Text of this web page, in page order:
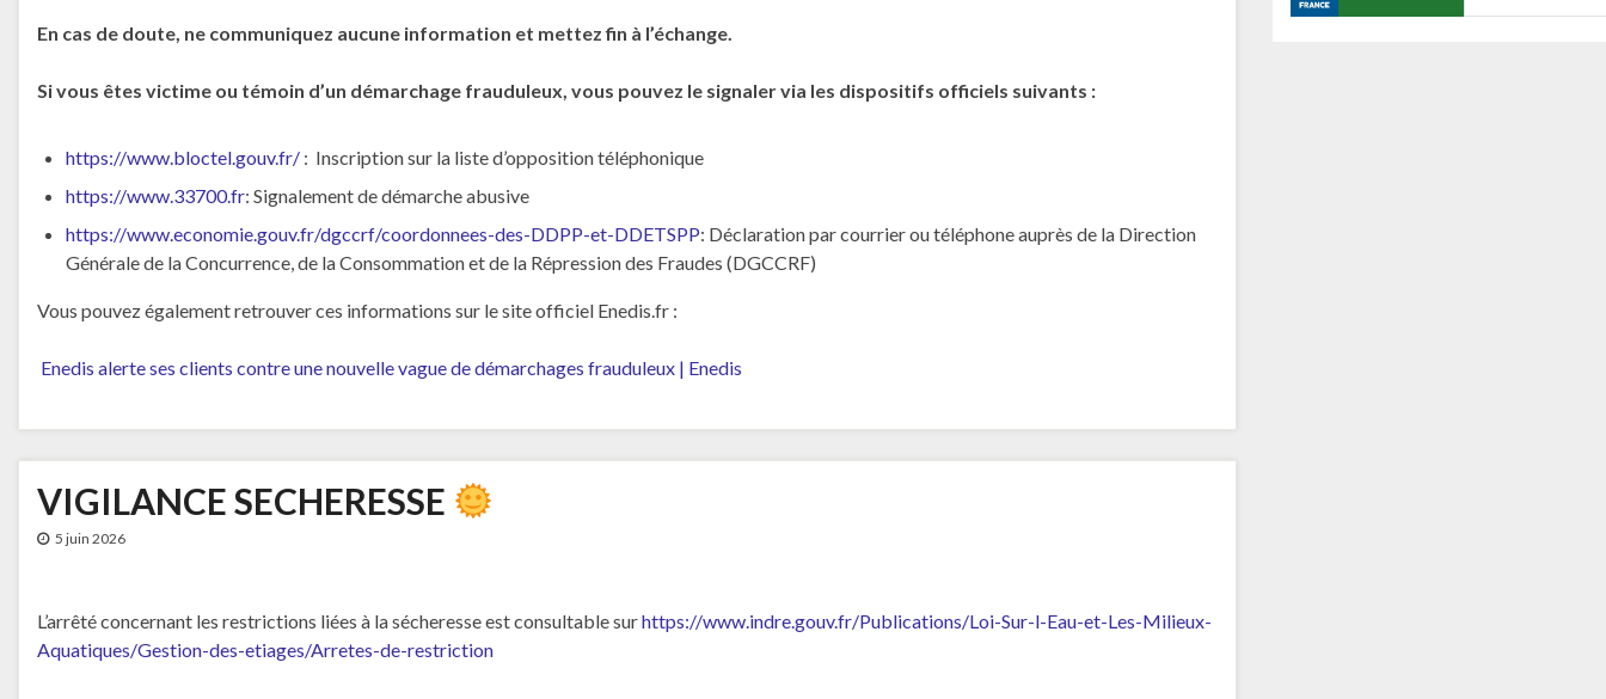
En cas de doute, ne communiquez aucune information et mettez fin à l’échange.
Si vous êtes victime ou témoin d’un démarchage frauduleux, vous pouvez le signaler via les dispositifs officiels suivants :
https://www.bloctel.gouv.fr/ : Inscription sur la liste d’opposition téléphonique
https://www.33700.fr: Signalement de démarche abusive
https://www.economie.gouv.fr/dgccrf/coordonnees-des-DDPP-et-DDETSPP: Déclaration par courrier ou téléphone auprès de la Direction
Générale de la Concurrence, de la Consommation et de la Répression des Fraudes (DGCCRF)
Vous pouvez également retrouver ces informations sur le site officiel Enedis.fr :
Enedis alerte ses clients contre une nouvelle vague de démarchages frauduleux | Enedis
VIGILANCE SECHERESSE
5 juin 2026
L’arrêté concernant les restrictions liées à la sécheresse est consultable surhttps://www.indre.gouv.fr/Publications/Loi-Sur-l-Eau-et-Les-Milieux-
Aquatiques/Gestion-des-etiages/Arretes-de-restriction